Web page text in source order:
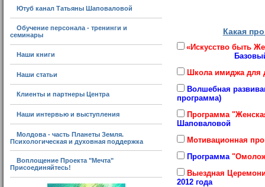
Ютуб канал Татьяны Шаповаловой
Обучение персонала - тренинги и
семинары
Наши книги
Наши статьи
Клиенты и партнеры Центра
Наши интервью и выступления
Молдова - часть Планеты Земля.
Психологическая и духовная поддержка
Воплощение Проекта "Мечта"
Присоединяйтесь!
Какая
«Искусство быть
Школа имиджа для
Волшебная
программа)
Программа
Шаповаловой
Мотивационная
Программа
Выездная
2012 года